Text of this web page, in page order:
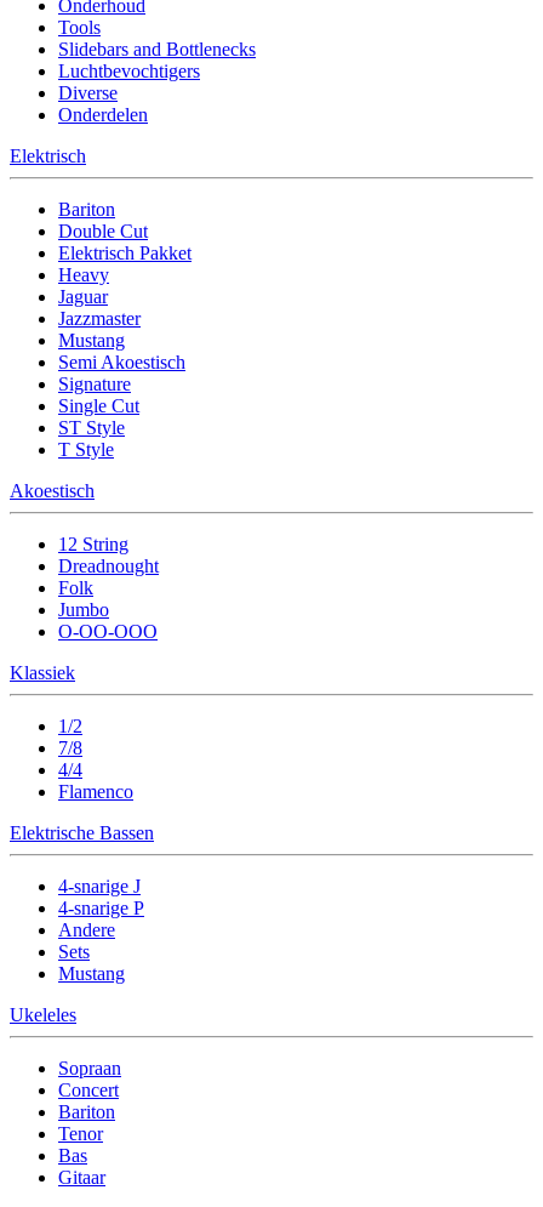
Onderhoud
Tools
Slidebars and Bottlenecks
Luchtbevochtigers
Diverse
Onderdelen
Elektrisch
Bariton
Double Cut
Elektrisch Pakket
Heavy
Jaguar
Jazzmaster
Mustang
Semi Akoestisch
Signature
Single Cut
ST Style
T Style
Akoestisch
12 String
Dreadnought
Folk
Jumbo
O-OO-OOO
Klassiek
1/2
7/8
4/4
Flamenco
Elektrische Bassen
4-snarige J
4-snarige P
Andere
Sets
Mustang
Ukeleles
Sopraan
Concert
Bariton
Tenor
Bas
Gitaar